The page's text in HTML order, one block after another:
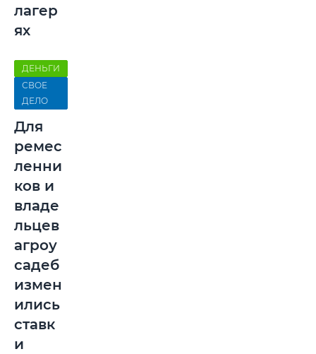
лагер
ях
ДЕНЬГИ
СВОЕ
ДЕЛО
Для
ремес
ленни
ков и
владе
льцев
агроу
садеб
измен
ились
ставк
и